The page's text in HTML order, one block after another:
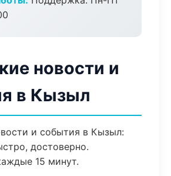
новости и
в Кызыл
и события в Кызыл:
достоверно.
15 минут.